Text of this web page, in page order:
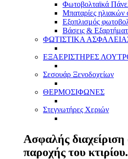
Φωτοβολταϊκά
Μπαταρίες
Εξοπλισμός
Βάσεις &
ΦΩΤΙΣΤΙΚΑ
ΕΞΑΕΡΙΣΤΗΡΕΣ
Σεσουάρ Ξενοδοχείων
ΘΕΡΜΟΣΙΦΩΝΕΣ
Στεγνωτήρες Χεριών
Ασφαλής
παροχής του κτιρίου.